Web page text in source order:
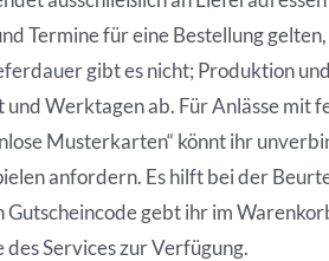
Termine für eine Bestellung
gibt es nicht; Produktion
Werktagen ab. Für Anlässe mit
Musterkarten“ könnt ihr
anfordern. Es hilft bei der
gebt ihr im
Services zur Verfügung.